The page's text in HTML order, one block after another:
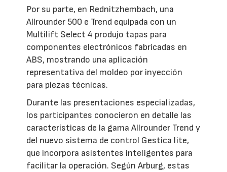
Por su parte, en Rednitzhembach, una
Allrounder 500 e Trend equipada con un
Multilift Select 4 produjo tapas para
componentes electrónicos fabricadas en
ABS, mostrando una aplicación
representativa del moldeo por inyección
para piezas técnicas.
Durante las presentaciones especializadas,
los participantes conocieron en detalle las
características de la gama Allrounder Trend y
del nuevo sistema de control Gestica lite,
que incorpora asistentes inteligentes para
facilitar la operación. Según Arburg, estas